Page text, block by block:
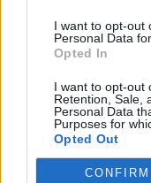
I want to opt-out
Personal Data
Opted In
I want to opt-out
Retention, Sale,
Personal Data
Purposes for
Opted Out
CONFIRM
Kötéslisták:
kötéslistái
MÁR